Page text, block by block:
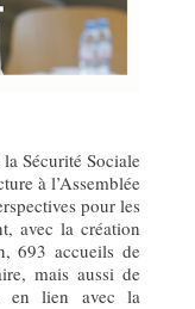
Sécurité Sociale
à l’Assemblée
pour les
avec la création
693 accueils de
mais aussi de
en lien avec la